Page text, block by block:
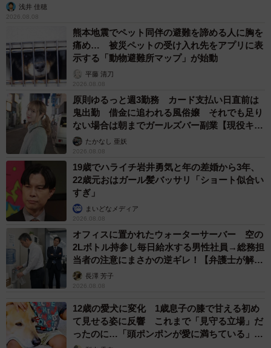
浅井 佳穂
2026.08.08
熊本地震でペット同伴の避難を諦める人に胸を
痛め… 被災ペットの受け入れ先をアプリに表
示する「動物避難所マップ」が始動
平藤 清刀
2026.08.08
原則ゆるっと週3勤務 カード支払い日直前は
鬼出勤 借金に追われる風俗嬢 それでも足り
ない場合は朝までガールズバー副業【現役キャ
ストに取材】
たかなし 亜妖
2026.08.08
19歳でハライチ岩井勇気と年の差婚から3年、
22歳元おはガール髪バッサリ「ショート似合い
すぎ」
まいどなメディア
2026.08.08
オフィスに置かれたウォーターサーバー 空の
2Lボトル持参し毎日給水する男性社員→総務担
当者の注意にまさかの逆ギレ！【弁護士が解
説】長澤 芳子
2026.08.08
12歳の愛犬に変化 1歳息子の膝で甘える初め
て見せる姿に反響 これまで「見守る立場」だ
ったのに…「頭ポンポンが愛に満ちている」